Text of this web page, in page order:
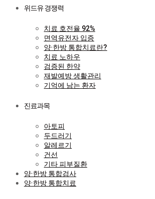
위드유 경쟁력
치료 호전율 92%
면역유전자 입증
양·한방 통합치료란?
치료 노하우
검증된 한약
재발예방 생활관리
기억에 남는 환자
진료과목
아토피
두드러기
알레르기
건선
기타 피부질환
양·한방 통합검사
양·한방 통합치료